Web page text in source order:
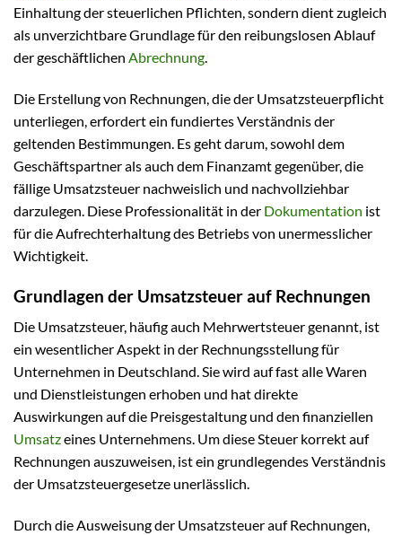
Einhaltung der steuerlichen Pflichten, sondern dient zugleich
als unverzichtbare Grundlage für den reibungslosen Ablauf
der geschäftlichen Abrechnung.
Die Erstellung von Rechnungen, die der Umsatzsteuerpflicht
unterliegen, erfordert ein fundiertes Verständnis der
geltenden Bestimmungen. Es geht darum, sowohl dem
Geschäftspartner als auch dem Finanzamt gegenüber, die
fällige Umsatzsteuer nachweislich und nachvollziehbar
darzulegen. Diese Professionalität in der Dokumentation ist
für die Aufrechterhaltung des Betriebs von unermesslicher
Wichtigkeit.
Grundlagen der Umsatzsteuer auf Rechnungen
Die Umsatzsteuer, häufig auch Mehrwertsteuer genannt, ist
ein wesentlicher Aspekt in der Rechnungsstellung für
Unternehmen in Deutschland. Sie wird auf fast alle Waren
und Dienstleistungen erhoben und hat direkte
Auswirkungen auf die Preisgestaltung und den finanziellen
Umsatzeines Unternehmens. Um diese Steuer korrekt auf
Rechnungen auszuweisen, ist ein grundlegendes Verständnis
der Umsatzsteuergesetze unerlässlich.
Durch die Ausweisung der Umsatzsteuer auf Rechnungen,